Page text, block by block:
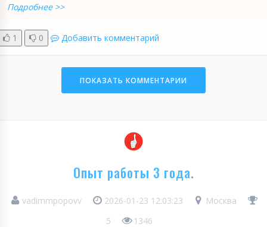
Подробнее >>
1 0 Добавить комментарий
ПОКАЗАТЬ КОММЕНТАРИИ
Опыт работы 3 года.
vadimmpopovv 2026-01-23 12:03:23
Москва
5
1346